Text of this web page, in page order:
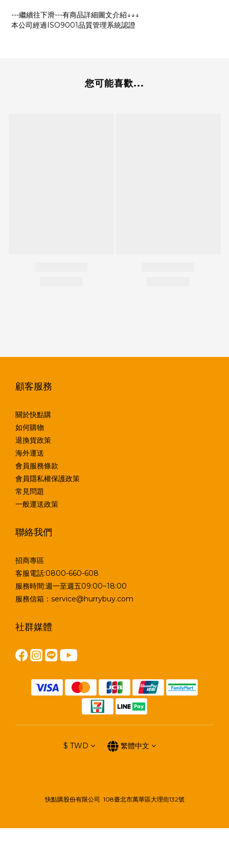
---繼續往下滑---有商品詳細圖文介紹↓↓↓
本公司經過ISO9001品質管理系統認證
您可能喜歡...
顧客服務
關於快點購
如何購物
退換貨政策
海外運送
會員服務條款
會員隱私權保護政策
常見問題
一般運送政策
聯絡我們
招商專區
客服電話:0800-660-608
服務時間:週一至週五09:00~18:00
服務信箱：service@hurrybuy.com
社群媒體
$ TWD 繁體中文
快點購股份有限公司 108臺北市萬華區大理街132號